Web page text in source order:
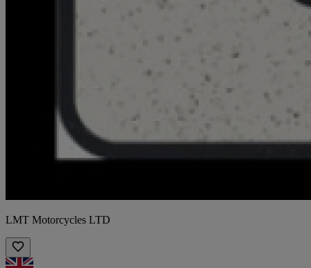
LMT Motorcycles LTD